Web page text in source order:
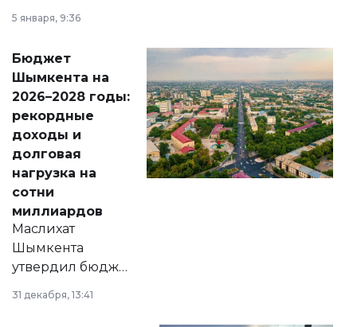
принести
народу
Венесуэлы.
5 января, 9:36
Бюджет
Шымкента на
2026–2028 годы:
рекордные
доходы и
долговая
нагрузка на
сотни
миллиардов
Маслихат
Шымкента
утвердил бюджет
города на 2026–
2028 годы.
31 декабря, 13:41